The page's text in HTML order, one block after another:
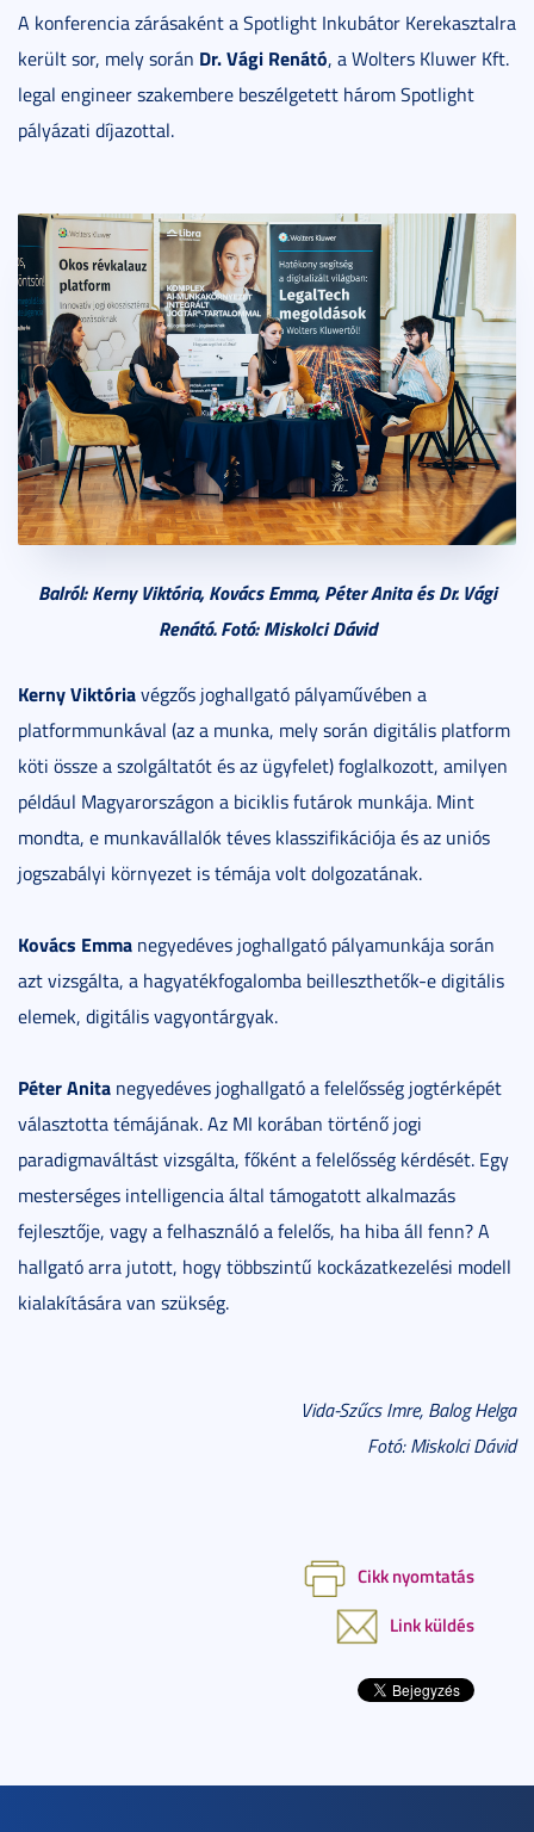
A konferencia zárásaként a Spotlight Inkubátor Kerekasztalra
került sor, mely során Dr. Vági Renátó, a Wolters Kluwer Kft.
legal engineer szakembere beszélgetett három Spotlight
pályázati díjazottal.
Balról: Kerny Viktória, Kovács Emma, Péter Anita és Dr. Vági
Renátó. Fotó: Miskolci Dávid
Kerny Viktóriavégzős joghallgató pályaművében a
platformmunkával (az a munka, mely során digitális platform
köti össze a szolgáltatót és az ügyfelet) foglalkozott, amilyen
például Magyarországon a biciklis futárok munkája. Mint
mondta, e munkavállalók téves klasszifikációja és az uniós
jogszabályi környezet is témája volt dolgozatának.
Kovács Emma negyedéves joghallgató pályamunkája során
azt vizsgálta, a hagyatékfogalomba beilleszthetők-e digitális
elemek, digitális vagyontárgyak.
Péter Anita negyedéves joghallgató a felelősség jogtérképét
választotta témájának. Az MI korában történő jogi
paradigmaváltást vizsgálta, főként a felelősség kérdését. Egy
mesterséges intelligencia által támogatott alkalmazás
fejlesztője, vagy a felhasználó a felelős, ha hiba áll fenn? A
hallgató arra jutott, hogy többszintű kockázatkezelési modell
kialakítására van szükség.
Vida-Szűcs Imre, Balog Helga
Fotó: Miskolci Dávid
Cikk nyomtatás
Link küldés